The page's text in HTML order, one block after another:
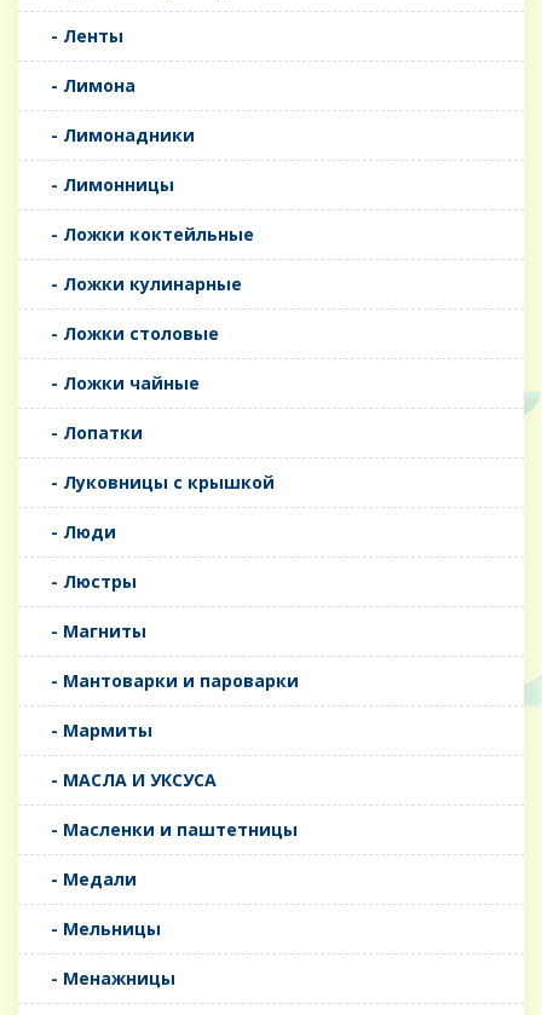
- Ленты
- Лимона
- Лимонадники
- Лимонницы
- Ложки коктейльные
- Ложки кулинарные
- Ложки столовые
- Ложки чайные
- Лопатки
- Луковницы с крышкой
- Люди
- Люстры
- Магниты
- Мантоварки и пароварки
- Мармиты
- МАСЛА И УКСУСА
- Масленки и паштетницы
- Медали
- Мельницы
- Менажницы